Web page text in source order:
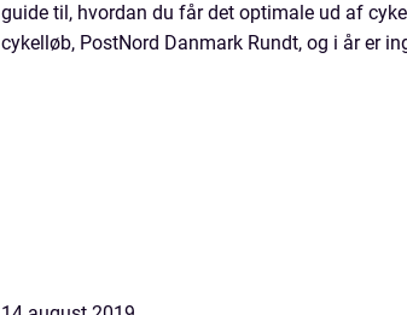
guide til, hvordan du får det optimale ud af
cykelløb, PostNord Danmark Rundt, og i år er